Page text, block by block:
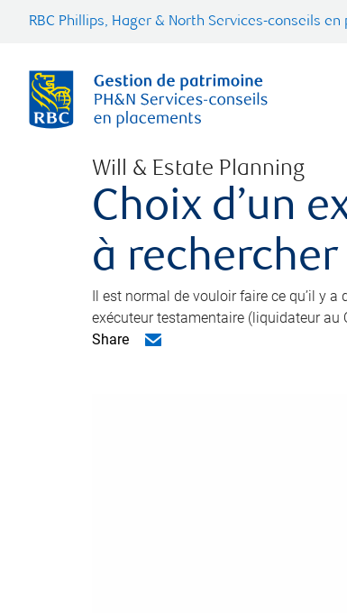
RBC Phillips, Hager & North Services-conseils
Will & Estate Planning
Choix d’un
à rechercher
Il est normal de vouloir faire ce qu’il y
exécuteur testamentaire (liquidateur au
Share